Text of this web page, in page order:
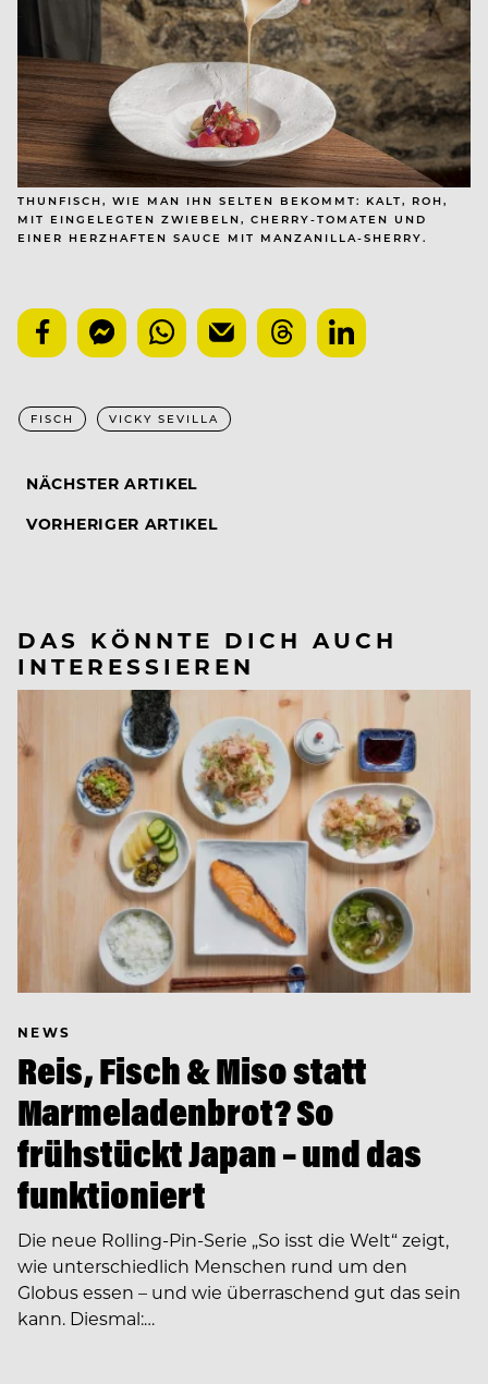
THUNFISCH, WIE MAN IHN SELTEN BEKOMMT: KALT, ROH,
MIT EINGELEGTEN ZWIEBELN, CHERRY-TOMATEN UND
EINER HERZHAFTEN SAUCE MIT MANZANILLA-SHERRY.
FISCH VICKY SEVILLA
NÄCHSTER ARTIKEL
VORHERIGER ARTIKEL
DAS KÖNNTE DICH AUCH
INTERESSIEREN
NEWS
Reis, Fisch & Miso statt
Marmeladenbrot? So
frühstückt Japan – und das
funktioniert
Die neue Rolling-Pin-Serie „So isst die Welt“ zeigt,
wie unterschiedlich Menschen rund um den
Globus essen – und wie überraschend gut das sein
kann. Diesmal:…